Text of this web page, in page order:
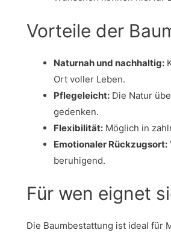
Vorteile der
Naturnah und nachhaltig:
Ort voller Leben.
Pflegeleicht: Die Natur
gedenken.
Flexibilität: Möglich in
Emotionaler Rückzugsort:
beruhigend.
Für wen eignet
Die Baumbestattung ist ideal für